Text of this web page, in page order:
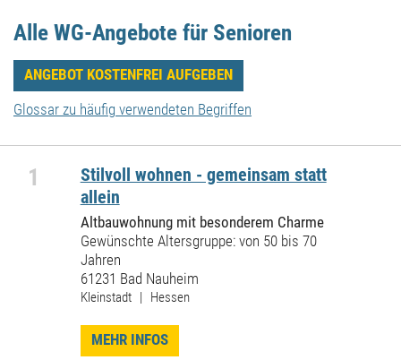
Alle WG-Angebote für Senioren
ANGEBOT KOSTENFREI AUFGEBEN
Glossar zu häufig verwendeten Begriffen
1
Stilvoll wohnen - gemeinsam statt
allein
Altbauwohnung mit besonderem Charme
Gewünschte Altersgruppe: von 50 bis 70
Jahren
61231 Bad Nauheim
Kleinstadt | Hessen
MEHR INFOS